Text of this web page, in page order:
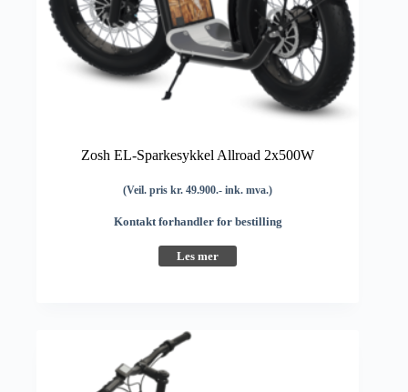
Zosh EL-Sparkesykkel Allroad 2x500W
(Veil. pris kr. 49.900.- ink. mva.)
Kontakt forhandler for bestilling
Les mer